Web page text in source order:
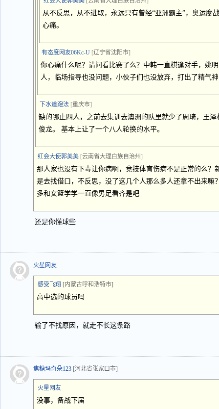
从不反思，从不进取，永远只有曾经“亚洲霸主”，奥运鏖
心痛。
有态度网友06Kc-U [辽宁省沈阳市]
你心痛什么呢？请问看比赛了么？中韩一直棋逢对手，姚
人，临场指导也没问题，小伙子们也没放弃，打出了精气
下水道跑法 [重庆市]
缺的哪止四人，之前去集训去澳洲的队里就少了周琦，王
俊龙。 基本上让了一个八人轮换的水平。
红会大使郭美美 [云南省大理白族自治州]
那人家也没有下毒让你病啊，竞技体育伤病不是正常的么？
是去找借口，不反思，没了这几个人那么多人还拿不出来嘛
多和女篮学学一直像男足看齐是吧
还是你懂球些
火星网友
感受飞翔 [内蒙古呼和浩特市]
高中选的球员吗
输了不找原因，就走不长这条路
焦糖玛奇朵123 [河北省张家口市]
火星网友
没事，备战下届